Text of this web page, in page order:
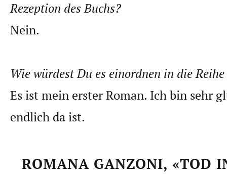
Rezeption des Buchs?
Nein.
Wie würdest Du es einordnen in die
Es ist mein erster Roman. Ich bin sehr
endlich da ist.
ROMANA GANZONI, «TOD